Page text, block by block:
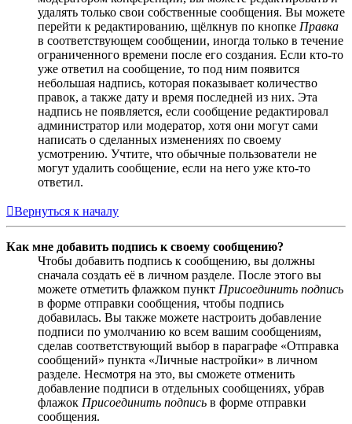
удалять только свои собственные сообщения. Вы можете
перейти к редактированию, щёлкнув по кнопке Правка
в соответствующем сообщении, иногда только в течение
ограниченного времени после его создания. Если кто-то
уже ответил на сообщение, то под ним появится
небольшая надпись, которая показывает количество
правок, а также дату и время последней из них. Эта
надпись не появляется, если сообщение редактировал
администратор или модератор, хотя они могут сами
написать о сделанных изменениях по своему
усмотрению. Учтите, что обычные пользователи не
могут удалить сообщение, если на него уже кто-то
ответил.
Вернуться к началу
Как мне добавить подпись к своему сообщению?
Чтобы добавить подпись к сообщению, вы должны
сначала создать её в личном разделе. После этого вы
можете отметить флажком пункт Присоединить подпись
в форме отправки сообщения, чтобы подпись
добавилась. Вы также можете настроить добавление
подписи по умолчанию ко всем вашим сообщениям,
сделав соответствующий выбор в параграфе «Отправка
сообщений» пункта «Личные настройки» в личном
разделе. Несмотря на это, вы сможете отменить
добавление подписи в отдельных сообщениях, убрав
флажок Присоединить подпись в форме отправки
сообщения.